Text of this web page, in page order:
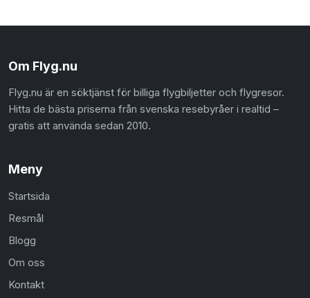
Om Flyg.nu
Flyg.nu är en söktjänst för billiga flygbiljetter och flygresor.
Hitta de bästa priserna från svenska resebyråer i realtid –
gratis att använda sedan 2010.
Meny
Startsida
Resmål
Blogg
Om oss
Kontakt